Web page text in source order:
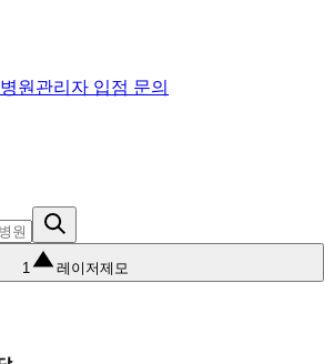
병원관리자 입점 문의
1 레이저제모